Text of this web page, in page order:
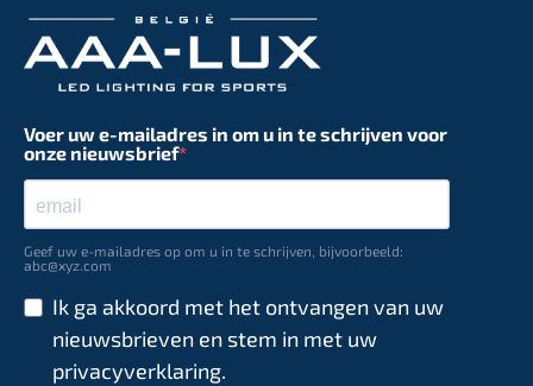
Voer uw e-mailadres in om u in te schrijven voor
onze nieuwsbrief
Geef uw e-mailadres op om u in te schrijven, bijvoorbeeld:
abc@xyz.com
Ik ga akkoord met het ontvangen van uw
nieuwsbrieven en stem in met uw
privacyverklaring.